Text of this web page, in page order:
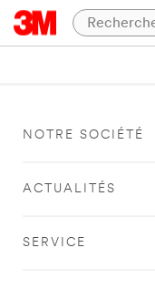
NOTRE SOCIÉTÉ
ACTUALITÉS
SERVICE